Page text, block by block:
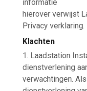
informatie
hierover verwijst
Privacy verklaring.
Klachten
1. Laadstation
dienstverlening
verwachtingen.